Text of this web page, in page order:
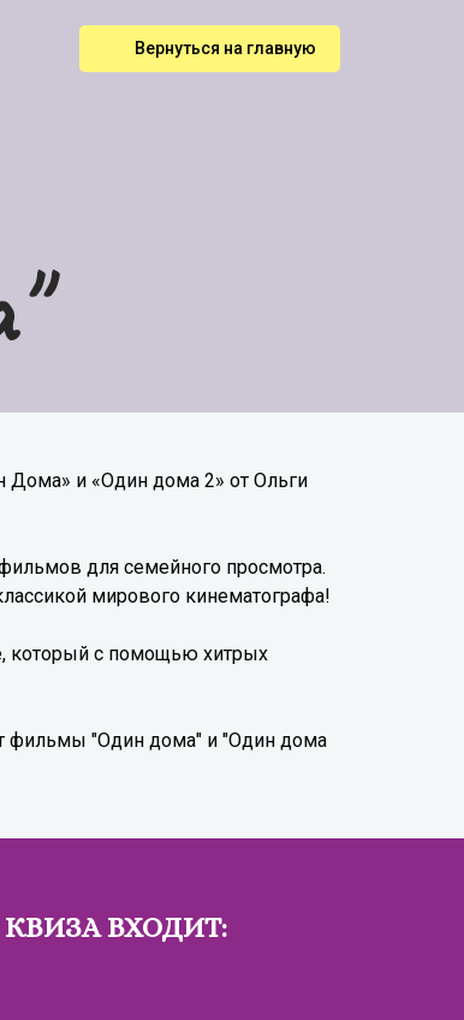
Вернуться на главную
и «Один дома 2» от Ольги
для семейного просмотра.
мирового кинематографа!
который с помощью хитрых
фильмы "Один дома" и "Один дома
КВИЗА ВХОДИТ: